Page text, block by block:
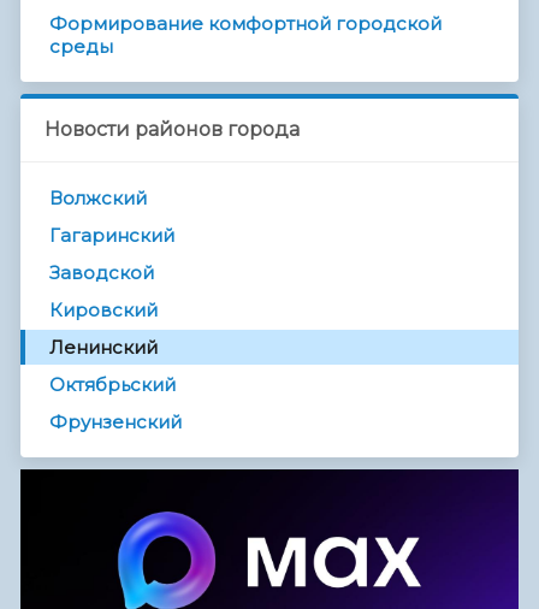
Формирование комфортной городской
среды
Новости районов города
Волжский
Гагаринский
Заводской
Кировский
Ленинский
Октябрьский
Фрунзенский